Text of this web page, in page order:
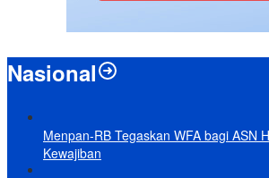
Nasional
Menpan-RB Tegaskan WFA bagi ASN
Kewajiban